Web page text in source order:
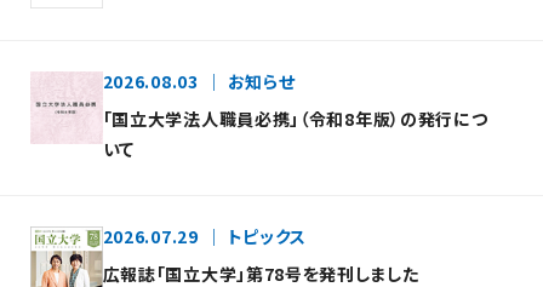
2026.08.03
お知らせ
「国立大学法人職員必携」（令和8年版）の発行につ
いて
2026.07.29
トピックス
広報誌「国立大学」第78号を発刊しました